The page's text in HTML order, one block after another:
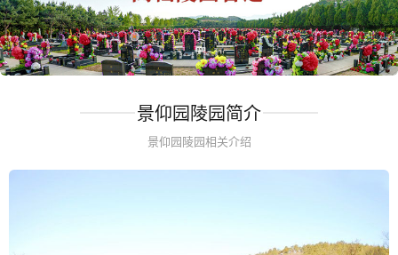
景仰园陵园简介
景仰园陵园相关介绍